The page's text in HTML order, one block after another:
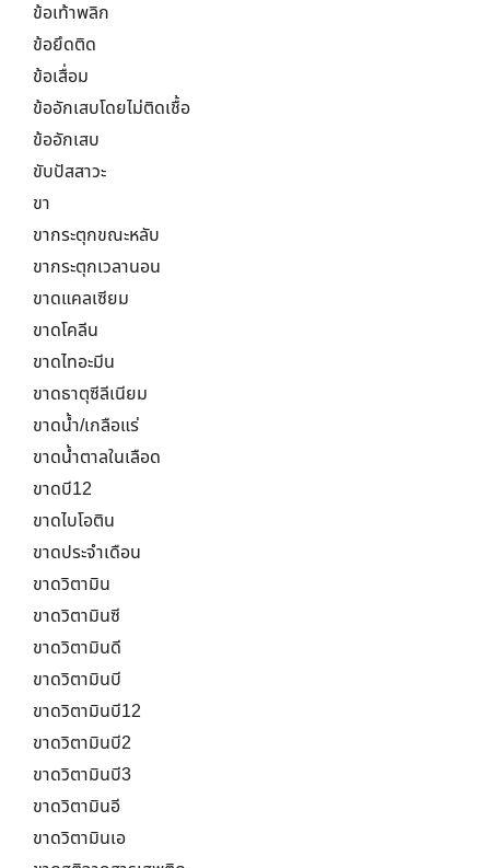
ข้อเท้าพลิก
ข้อยึดติด
ข้อเสื่อม
ข้ออักเสบโดยไม่ติดเชื้อ
ข้ออักเสบ
ขับปัสสาวะ
ขา
ขากระตุกขณะหลับ
ขากระตุกเวลานอน
ขาดแคลเซียม
ขาดโคลีน
ขาดไทอะมีน
ขาดธาตุซีลีเนียม
ขาดน้ำ/เกลือแร่
ขาดน้ำตาลในเลือด
ขาดบี12
ขาดไบโอติน
ขาดประจำเดือน
ขาดวิตามิน
ขาดวิตามินซี
ขาดวิตามินดี
ขาดวิตามินบี
ขาดวิตามินบี12
ขาดวิตามินบี2
ขาดวิตามินบี3
ขาดวิตามินอี
ขาดวิตามินเอ